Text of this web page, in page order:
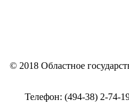
© 2018 Областное
Телефон: (494-38) 2-74-